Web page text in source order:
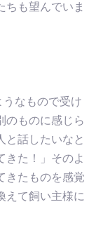
ちも望んでいま
なもので受け
のものに感じら
と話したいなと
きた！」そのよ
きたものを感覚
えて飼い主様に